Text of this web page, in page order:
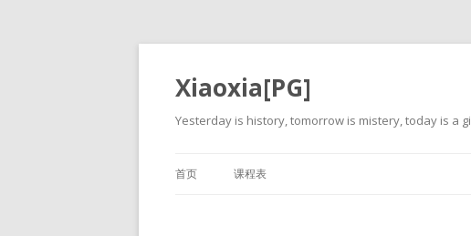
Xiaoxia[PG]
Yesterday is history, tomorrow is mistery, today is a
首页 课程表